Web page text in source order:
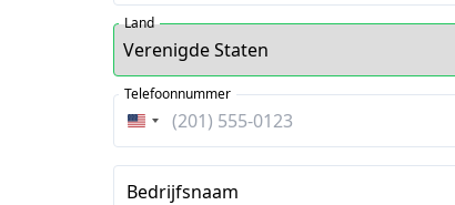
Land
Verenigde
Staten
+1
Telefoonnummer
Bedrijfsnaam